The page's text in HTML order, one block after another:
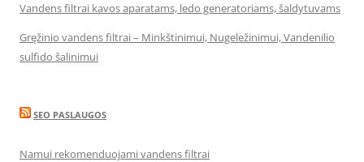
Vandens filtrai kavos aparatams, ledo generatoriams, šaldytuvams
Gręžinio vandens filtrai – Minkštinimui, Nugeležinimui, Vandenilio
sulfido šalinimui
SEO PASLAUGOS
Namui rekomenduojami vandens filtrai